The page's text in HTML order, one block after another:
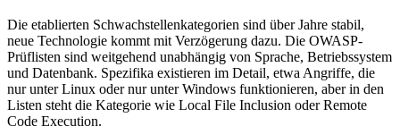
Die etablierten Schwachstellenkategorien sind über Jahre stabil,
neue Technologie kommt mit Verzögerung dazu. Die OWASP-
Prüflisten sind weitgehend unabhängig von Sprache, Betriebssystem
und Datenbank. Spezifika existieren im Detail, etwa Angriffe, die
nur unter Linux oder nur unter Windows funktionieren, aber in den
Listen steht die Kategorie wie Local File Inclusion oder Remote
Code Execution.